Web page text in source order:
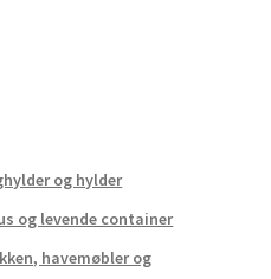
og hylder
og levende container
havemøbler og